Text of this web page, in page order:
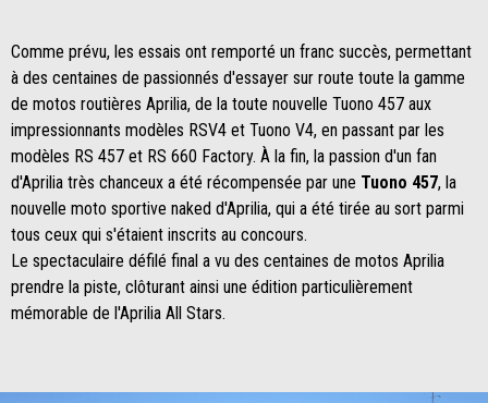
Comme prévu, les essais ont remporté un franc succès, permettant
à des centaines de passionnés d'essayer sur route toute la gamme
de motos routières Aprilia, de la toute nouvelle Tuono 457 aux
impressionnants modèles RSV4 et Tuono V4, en passant par les
modèles RS 457 et RS 660 Factory. À la fin, la passion d'un fan
d'Aprilia très chanceux a été récompensée par une Tuono 457, la
nouvelle moto sportive naked d'Aprilia, qui a été tirée au sort parmi
tous ceux qui s'étaient inscrits au concours.
Le spectaculaire défilé final a vu des centaines de motos Aprilia
prendre la piste, clôturant ainsi une édition particulièrement
mémorable de l'Aprilia All Stars.